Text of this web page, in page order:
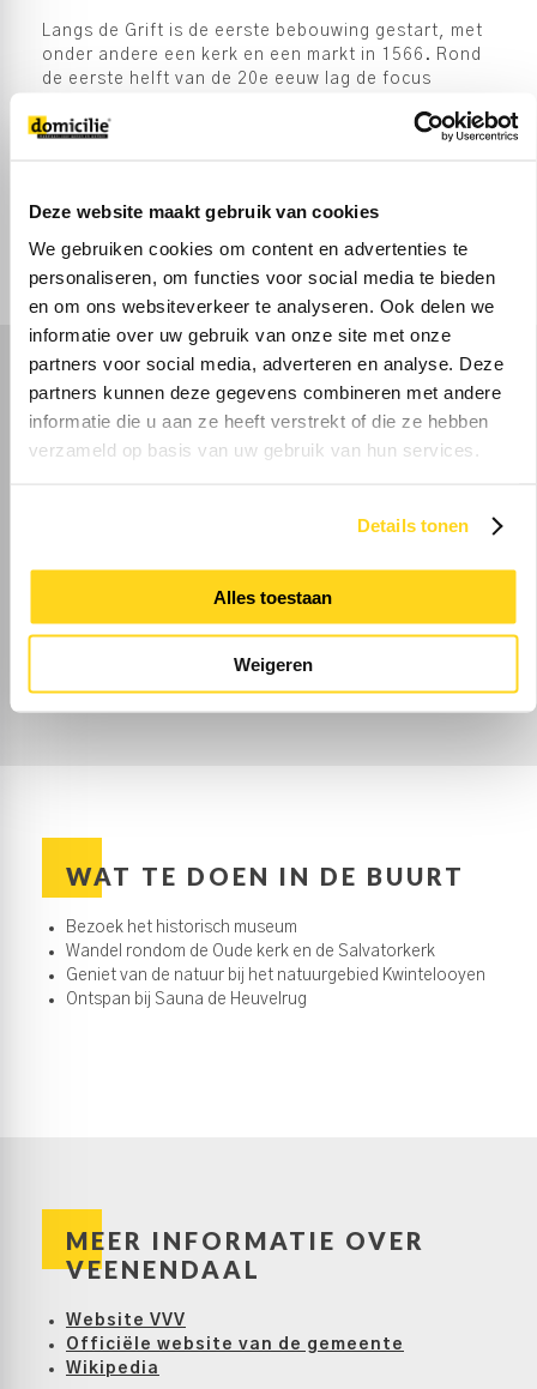
Deze website maakt gebruik van cookies
We gebruiken cookies om content en advertenties te
personaliseren, om functies voor social media te bieden
en om ons websiteverkeer te analyseren. Ook delen we
informatie over uw gebruik van onze site met onze
partners voor social media, adverteren en analyse. Deze
partners kunnen deze gegevens combineren met andere
informatie die u aan ze heeft verstrekt of die ze hebben
verzameld op basis van uw gebruik van hun services.
Details tonen
Alles toestaan
Weigeren
Langs de Grift is de eerste bebouwing gestart, met
onder andere een kerk en een markt in 1566. Rond
de eerste helft van de 20e eeuw lag de focus
later gesloopt zijn voor nieuwbouw. In 1855 is te
gelegen in Veenendaal.
KENMERKEN VAN
VEENENDAAL
Veenendaal-
28basisscholenen 5middelbare scholen
WAT TE DOEN IN DE BUURT
Bezoek het historisch museum
Wandel rondom de Oude kerk en de Salvatorkerk
Geniet van de natuur bij het natuurgebied Kwintelooyen
Ontspan bij Sauna de Heuvelrug
MEER INFORMATIE OVER
VEENENDAAL
Website VVV
Officiële website van de gemeente
Wikipedia